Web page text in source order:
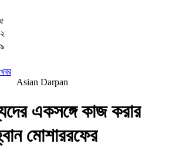
একসঙ্গে কাজ করার
মোশাররফের